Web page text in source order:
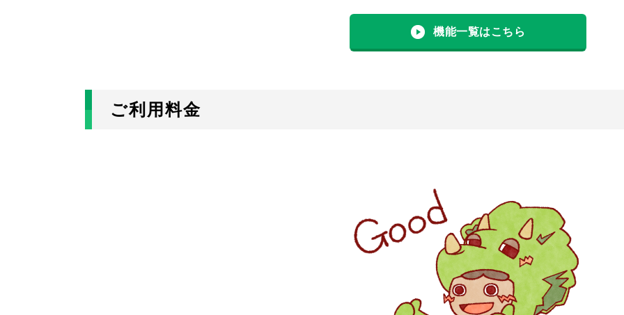
機能一覧はこちら
ご利用料金